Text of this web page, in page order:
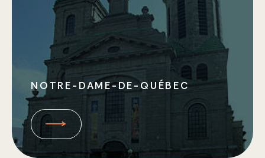
NOTRE-DAME-DE-QUÉBEC